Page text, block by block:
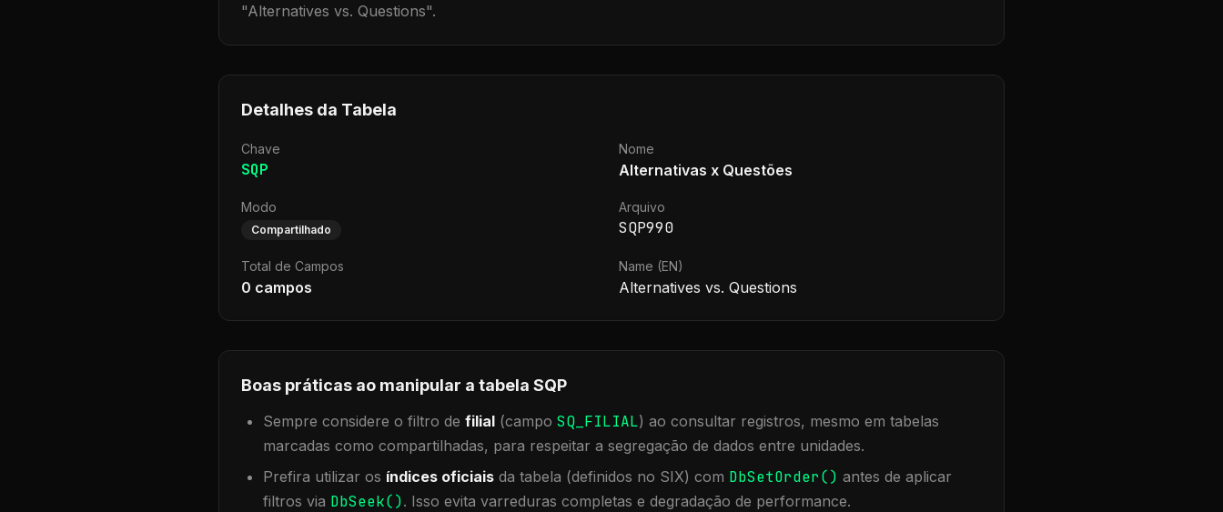
"Alternatives vs. Questions".
Detalhes da Tabela
Chave
SQP
Nome
Alternativas x Questões
Modo
Compartilhado
Arquivo
SQP990
Total de Campos
0 campos
Name (EN)
Alternatives vs. Questions
Boas práticas ao manipular a tabela SQP
Sempre considere o filtro de filial (campo SQ_FILIAL) ao consultar registros, mesmo em tabelas
marcadas como compartilhadas, para respeitar a segregação de dados entre unidades.
Prefira utilizar os índices oficiais da tabela (definidos no SIX) com DbSetOrder() antes de aplicar
filtros via DbSeek(). Isso evita varreduras completas e degradação de performance.